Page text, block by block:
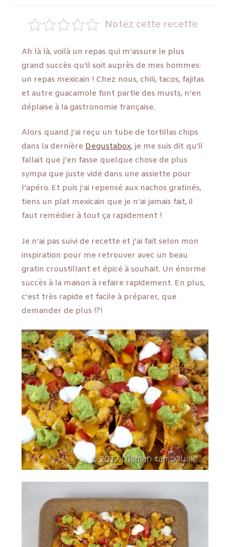
Notez cette recette
Ah là là, voilà un repas qui m’assure le plus
grand succès qu’il soit auprès de mes hommes:
un repas mexicain ! Chez nous, chili, tacos, fajitas
et autre guacamole font partie des musts, n’en
déplaise à la gastronomie française.
Alors quand j’ai reçu un tube de tortillas chips
dans la dernièreDegustabox, je me suis dit qu’il
fallait que j’en fasse quelque chose de plus
sympa que juste vidé dans une assiette pour
l’apéro. Et puis j’ai repensé aux nachos gratinés,
tiens un plat mexicain que je n’ai jamais fait, il
faut remédier à tout ça rapidement !
Je n’ai pas suivi de recette et j’ai fait selon mon
inspiration pour me retrouver avec un beau
gratin croustillant et épicé à souhait. Un énorme
succès à la maison à refaire rapidement. En plus,
c’est très rapide et facile à préparer, que
demander de plus !?!